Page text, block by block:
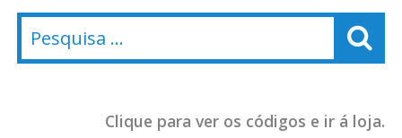
Clique para ver os códigos e ir á loja.